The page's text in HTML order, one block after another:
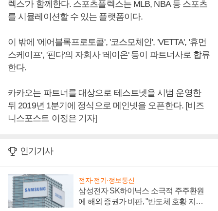
렉스'가 함께한다. 스포츠플렉스는 MLB, NBA 등 스포츠
를 시뮬레이션할 수 있는 플랫폼이다.
이 밖에 '에어블록프로토콜', '코스모체인', 'VETTA', '휴먼
스케이프', '핀다'의 자회사 '레이온' 등이 파트너사로 합류
한다.
카카오는 파트너를 대상으로 테스트넷을 시범 운영한
뒤 2019년 1분기에 정식으로 메인넷을 오픈한다. [비즈
니스포스트 이정은 기자]
인기기사
전자·전기·정보통신
삼성전자 SK하이닉스 소극적 주주환원
에 해외 증권가 비판, "반도체 호황 지속